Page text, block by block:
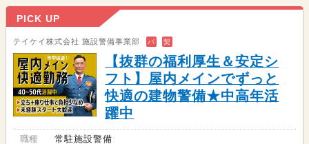
PICK UP
テイケイ株式会社 施設警備事業部 バ 契
【抜群の福利厚生＆安定シ
フト】屋内メインでずっと
快適の建物警備★中高年活
躍中
職種 常駐施設警備